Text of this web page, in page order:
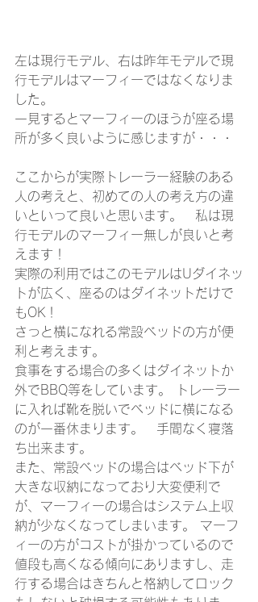
左は現行モデル、右は昨年モデルで現
行モデルはマーフィーではなくなりま
した。
一見するとマーフィーのほうが座る場
所が多く良いように感じますが・・・
ここからが実際トレーラー経験のある
人の考えと、初めての人の考え方の違
いといって良いと思います。　私は現
行モデルのマーフィー無しが良いと考
えます！
実際の利用ではこのモデルはUダイネッ
トが広く、座るのはダイネットだけで
もOK！
さっと横になれる常設ベッドの方が便
利と考えます。
食事をする場合の多くはダイネットか
外でBBQ等をしています。 トレーラー
に入れば靴を脱いでベッドに横になる
のが一番休まります。　手間なく寝落
ち出来ます。
また、常設ベッドの場合はベッド下が
大きな収納になっており大変便利で
が、マーフィーの場合はシステム上収
納が少なくなってしまいます。 マーフ
ィーの方がコストが掛かっているので
値段も高くなる傾向にありますし、走
行する場合はきちんと格納してロック